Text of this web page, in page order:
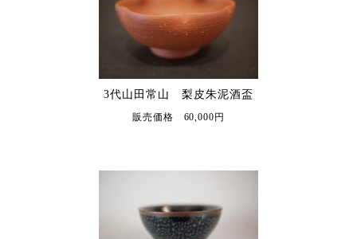
3代山田常山 梨皮朱泥酒盃
販売価格 60,000円